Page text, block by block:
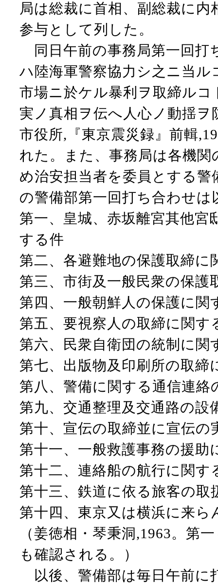
局は総裁に首相、副総裁に
参与として列した。
同日午前の事務局第一回打
ハ陸海軍警察協力シ之ニ当
市場ニ於ケル暴利ヲ取締ル
実ノ真相ヲ伝へ人心ノ動揺
市役所,『東京震災録』前輯
れた。また、事務局は各機
め治安担当者を委員とする
の警備部第一回打ち合わせ
第一、皇城、赤坂離宮其他宮
する件
第二、各避難地の保護取締に
第三、市街及一般民衆の保護
第四、一般朝鮮人の保護に関
第五、要視察人の取締に関す
第六、民衆自衛団の統制に関
第七、出版物及印刷所の取締
第八、警備に関する通信連
第九、交通整理及交通路の設
第十、宣伝の取締並に宣伝の
第十一、一般救護事務の援助
第十二、連絡船の航行に関す
第十三、鉄道に依る旅客の取
第十四、東京又は横浜に来
（姜徳相・琴秉洞,1963。第
も確認される。）
以後、警備部は毎日午前に